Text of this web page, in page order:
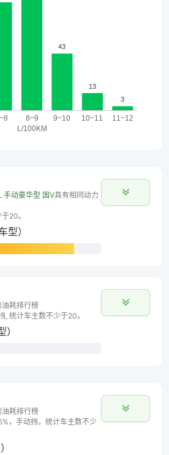
手动豪华型 国V具有相同动力
20。
型）
耗排行榜
, 统计车主数不少于20。
耗排行榜
，手动挡，统计车主数不少